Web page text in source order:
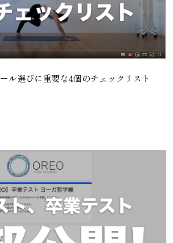
ル選びに重要な4個のチェックリスト